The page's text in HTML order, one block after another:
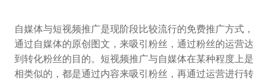
自媒体与短视频推广是现阶段比较流行的免费推广方式，
通过自媒体的原创图文，来吸引粉丝，通过粉丝的运营达
到转化粉丝的目的。短视频推广与自媒体在某种程度上是
相类似的，都是通过内容来吸引粉丝，再通过运营进行转